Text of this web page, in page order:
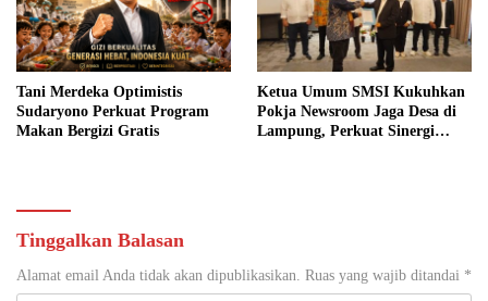
Tani Merdeka Optimistis
Sudaryono Perkuat Program
Makan Bergizi Gratis
Ketua Umum SMSI Kukuhkan
Pokja Newsroom Jaga Desa di
Lampung, Perkuat Sinergi
Tinggalkan Balasan
Alamat email Anda tidak akan dipublikasikan. Ruas yang wajib ditandai *